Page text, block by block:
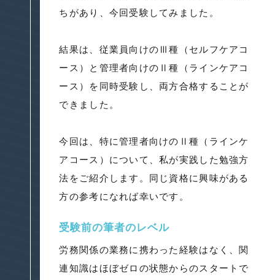
ちがあり、今回受験してみました。
結果は、従業員向けのⅢ種（セルフケアコ
ース）と管理者向けのⅡ種（ラインケアコ
ース）を同時受験し、両方合格することが
できました。
今回は、特に管理者向けのⅡ種（ラインケ
アコース）について、私が実践した勉強方
法をご紹介します。同じ資格に興味がある
方の参考になれば幸いです。
受験前の筆者のレベル
労務関係の業務に携わった経験はなく、関
連知識はほぼゼロの状態からのスタートで